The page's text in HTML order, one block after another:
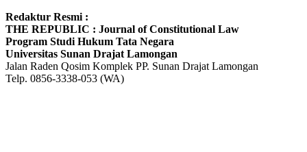
Redaktur Resmi :
THE REPUBLIC : Journal of Constitutional Law
Program Studi Hukum Tata Negara
Universitas Sunan Drajat Lamongan
Jalan Raden Qosim Komplek PP. Sunan Drajat Lamongan
Telp. 0856-3338-053 (WA)